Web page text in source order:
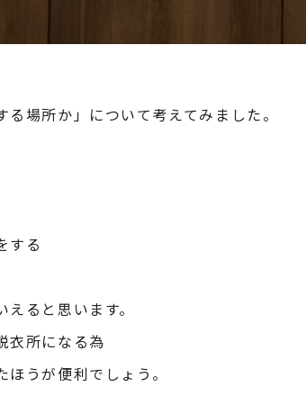
場所か」について考えてみました。
する
ると思います。
衣所になる為
うが便利でしょう。